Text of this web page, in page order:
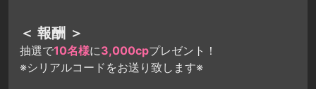
＜ 報酬 ＞
抽選で10名様に3,000cpプレゼント！
※シリアルコードをお送り致します※